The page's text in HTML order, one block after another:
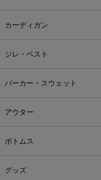
カーディガン
ジレ・ベスト
パーカー・スウェット
アウター
ボトムス
グッズ